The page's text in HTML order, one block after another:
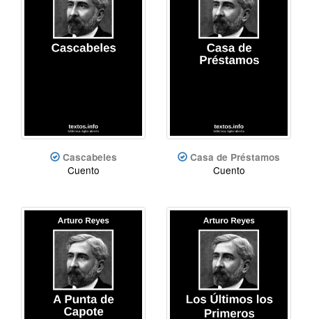
Cascabeles
Cuento
Casa de Préstamos
Cuento